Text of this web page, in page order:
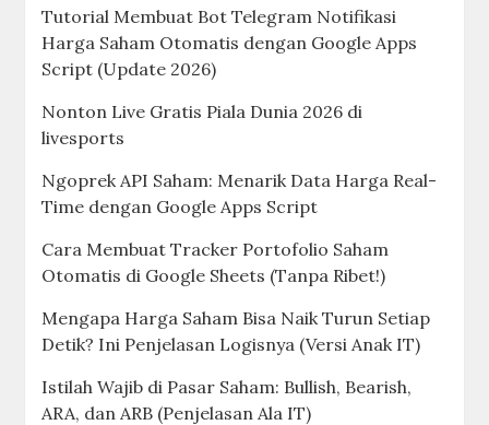
Tutorial Membuat Bot Telegram Notifikasi
Harga Saham Otomatis dengan Google Apps
Script (Update 2026)
Nonton Live Gratis Piala Dunia 2026 di
livesports
Ngoprek API Saham: Menarik Data Harga Real-
Time dengan Google Apps Script
Cara Membuat Tracker Portofolio Saham
Otomatis di Google Sheets (Tanpa Ribet!)
Mengapa Harga Saham Bisa Naik Turun Setiap
Detik? Ini Penjelasan Logisnya (Versi Anak IT)
Istilah Wajib di Pasar Saham: Bullish, Bearish,
ARA, dan ARB (Penjelasan Ala IT)